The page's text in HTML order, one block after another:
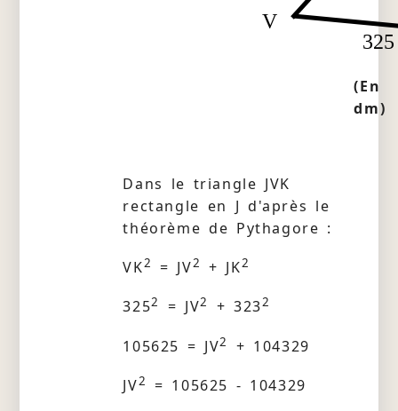
V
325
(En
dm)
Dans le triangle JVK
rectangle en J d'après le
théorème de Pythagore :
VK2 = JV2 + JK2
3252 = JV2 + 3232
105625 = JV2 + 104329
JV2 = 105625 - 104329